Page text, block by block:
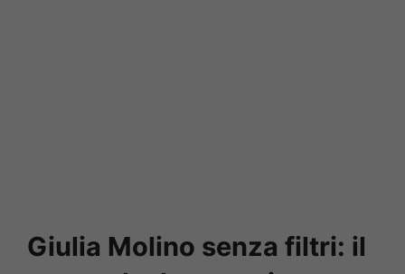
Giulia Molino senza filtri: il